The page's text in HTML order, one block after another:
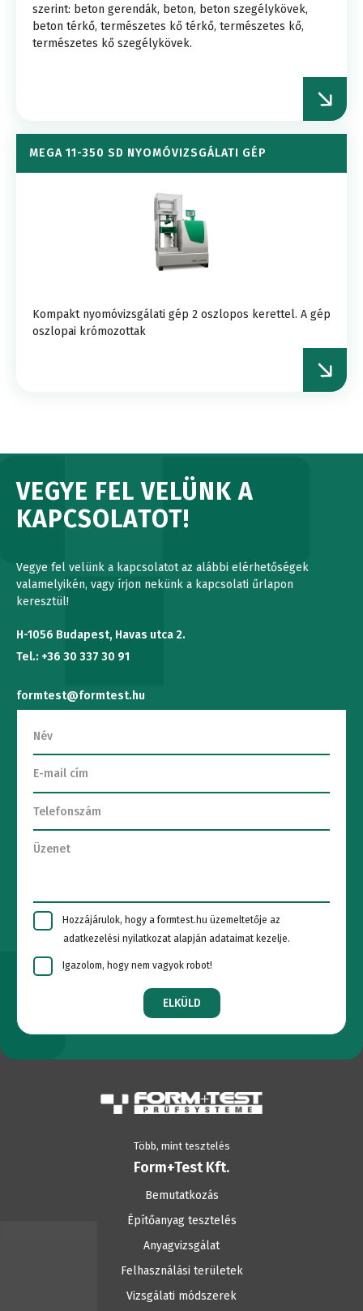
szerint: beton gerendák, beton, beton szegélykövek,
beton térkő, természetes kő térkő, természetes kő,
természetes kő szegélykövek.
MEGA 11-350 SD NYOMÓVIZSGÁLATI GÉP
Kompakt nyomóvizsgálati gép 2 oszlopos kerettel. A gép
oszlopai krómozottak
VEGYE FEL VELÜNK A
KAPCSOLATOT!
Vegye fel velünk a kapcsolatot az alábbi elérhetőségek
valamelyikén, vagy írjon nekünk a kapcsolati űrlapon
keresztül!
H-1056 Budapest, Havas utca 2.
Tel.: +36 30 337 30 91
formtest@formtest.hu
Hozzájárulok, hogy a formtest.hu üzemeltetője az
adatkezelési nyilatkozat alapján adataimat kezelje.
Igazolom, hogy nem vagyok robot!
ELKÜLD
Több, mint tesztelés
Form+Test Kft.
Bemutatkozás
Építőanyag tesztelés
Anyagvizsgálat
Felhasználási területek
Vizsgálati módszerek